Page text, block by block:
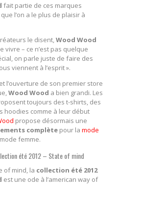
fait partie de ces marques
l’on a le plus de plaisir à
le disent,Wood Wood
vivre – ce n’est pas quelque
on parle juste de faire des
viennent à l’esprit ».
l’ouverture de son premier store
Wood Wood a bien grandi. Les
toujours des t-shirts, des
hoodies comme à leur début
propose désormais une
complète pour la mode
femme.
été 2012 – State of mind
of mind, la collection été 2012
est une ode à l’american way of